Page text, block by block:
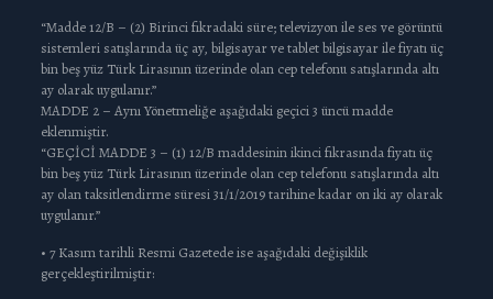
“Madde 12/B – (2) Birinci fıkradaki süre; televizyon ile ses ve görüntü
sistemleri satışlarında üç ay, bilgisayar ve tablet bilgisayar ile fiyatı üç
bin beş yüz Türk Lirasının üzerinde olan cep telefonu satışlarında altı
ay olarak uygulanır.”
MADDE 2 – Aynı Yönetmeliğe aşağıdaki geçici 3 üncü madde
eklenmiştir.
“GEÇİCİ MADDE 3 – (1) 12/B maddesinin ikinci fıkrasında fiyatı üç
bin beş yüz Türk Lirasının üzerinde olan cep telefonu satışlarında altı
ay olan taksitlendirme süresi 31/1/2019 tarihine kadar on iki ay olarak
uygulanır.”
• 7 Kasım tarihli Resmi Gazetede ise aşağıdaki değişiklik
gerçekleştirilmiştir: